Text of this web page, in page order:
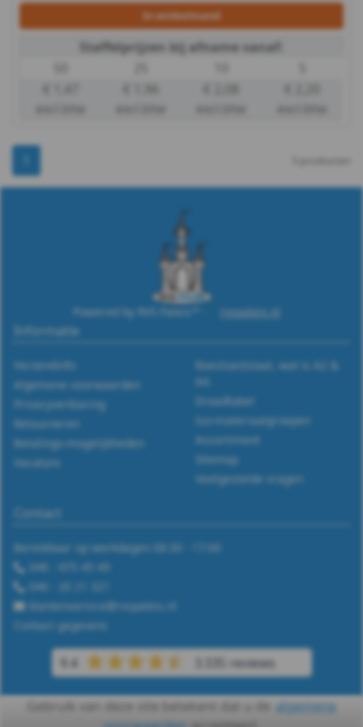
In winkelmand
Staffelprijzen bij afname vanaf:
excl.btw
excl.btw
excl.btw
excl.btw
Powered by RVS Paleis™ - rvspaleis.nl
Informatie
Verzendinfo
Algemene voorwaarden
Privacyverklaring
Retourneren
Betalings-mogelijkheden
Vacature
Roestvaststaal, wat is A2 &
A4.
Draadtabel
Iso-materiaalgroepen
Assortiment
Sitemap
Veelgestelde vragen
Contact
Bereikbaar op werkdagen 08:30 - 17:00
046 - 475 45 49
046 - 20 21 321
klantenservice@rvspaleis.nl
Contact gegevens
9.4 3.335 reviews
Gebruik van deze site betekent dat u de algemene